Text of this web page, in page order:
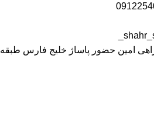
امین حضور پاساژ خلیج فارس طبقه